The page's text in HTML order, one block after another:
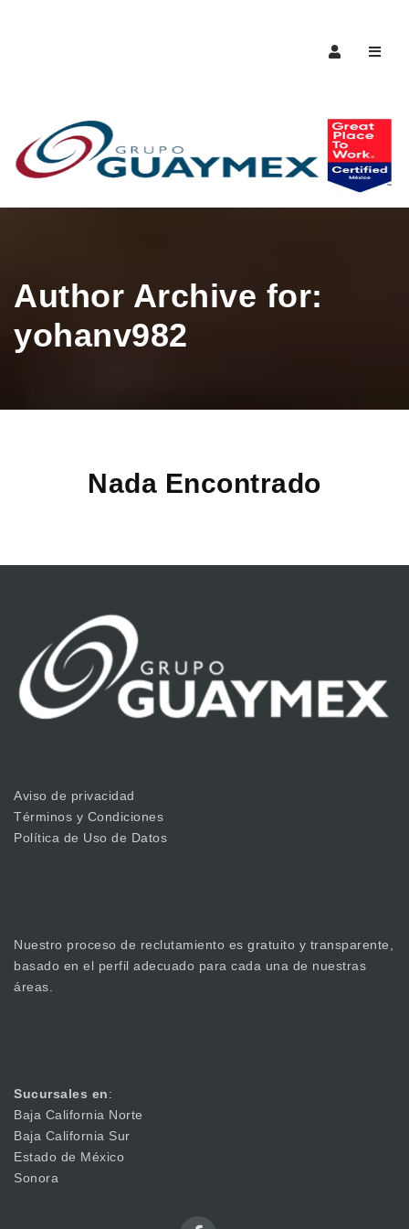
Author Archive for:
yohanv982
Nada Encontrado
Aviso de privacidad
Términos y Condiciones
Política de Uso de Datos
Nuestro proceso de reclutamiento es gratuito y transparente,
basado en el perfil adecuado para cada una de nuestras
áreas.
Sucursales en:
Baja California Norte
Baja California Sur
Estado de México
Sonora